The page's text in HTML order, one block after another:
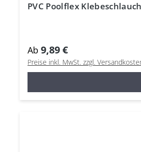
PVC Poolflex
Ab 9,89 €
Preise inkl. MwSt. zzgl.